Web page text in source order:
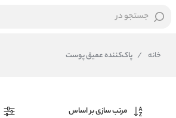
جستجو در
خانه / پاک‌کننده عمیق پوست
مرتب سازی بر اساس